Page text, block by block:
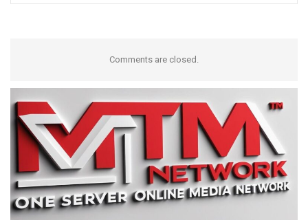
Comments are closed.